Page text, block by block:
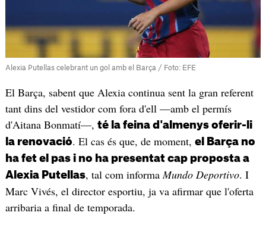
Alexia Putellas celebrant un gol amb el Barça / Foto: EFE
El Barça, sabent que Alexia continua sent la gran referent
tant dins del vestidor com fora d'ell —amb el permís
d'Aitana Bonmatí—, té la feina d'almenys oferir-li
la renovació. El cas és que, de moment, el Barça no
ha fet el pas i no ha presentat cap proposta a
Alexia Putellas, tal com informaMundo Deportivo. I
Marc Vivés, el director esportiu, ja va afirmar que l'oferta
arribaria a final de temporada.